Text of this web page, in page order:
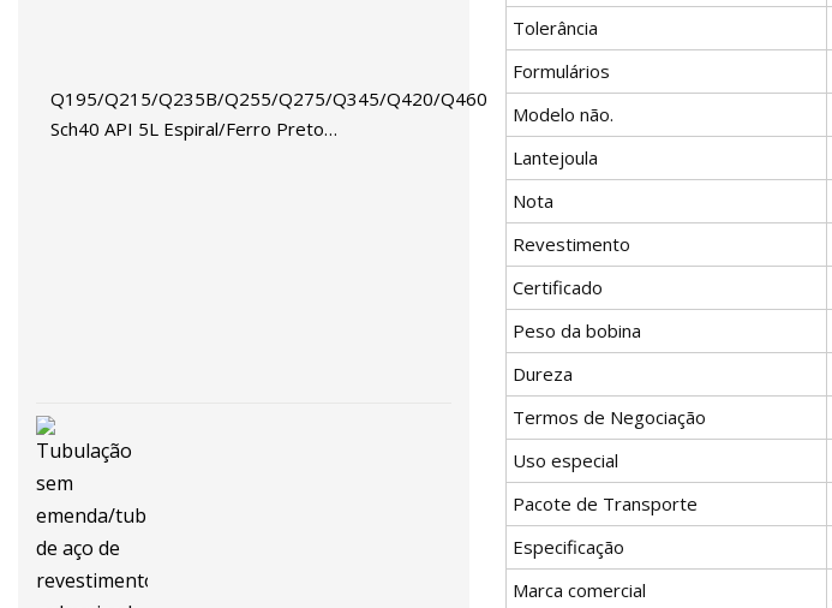
Q195/Q215/Q235B/Q255/Q275/Q345/Q420/Q460
Sch40 API 5L Espiral/Ferro Preto
Tolerância
Formulários
Modelo não.
Lantejoula
Nota
Revestimento
Certificado
Peso da bobina
Dureza
Termos de Negociação
Uso especial
Pacote de Transporte
Especificação
Marca comercial